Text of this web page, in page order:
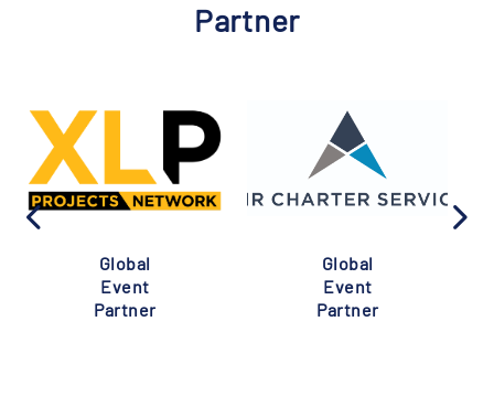
Partner
Global
Event
Partner
Global
Event
Partner